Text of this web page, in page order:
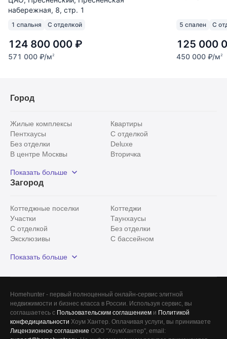
набережная, 8, стр. 1
1 спальня С отделкой
124 800 000 ₽
571 000 ₽/м2
5 спален С
125 000
450 000 ₽/м2
Город
Жилые комплексы
Квартиры
Пентхаусы
С отделкой
Без отделки
Deluxe
В центре Москвы
Вторичка
Рядом с парком
С панорамными окнами
Показать больше
Загород
Коттеджные поселки
Коттеджи
Участки
Таунхаусы
С отделкой
Без отделки
Эксклюзивы
С бассейном
Красногорский район
Показать больше
Homehunter - первый полноценный онлайн-сервис элитной
недвижимости и бизнес класса в России. Используя сервис, вы
соглашаетесь с Пользовательским соглашением и Политикой
конфедициальности Хоум Хантер. Оплачивая услуги, вы принимаете
Лицензионное соглашение ООО "ХоумХантер", email:
Все
Сегодня
Вчера